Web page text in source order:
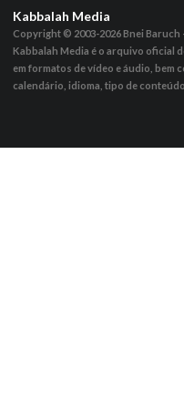
Kabbalah Media
Copyright © 2003-2026Bnei Baruch
Kabbalah Media é o arquivo oficial
em formatos de vídeo e áudio, bem
calendário, idioma, tipo de